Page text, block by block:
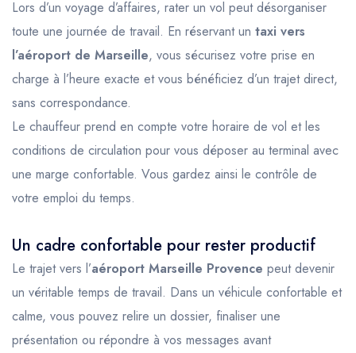
Lors d’un voyage d’affaires, rater un vol peut désorganiser
toute une journée de travail. En réservant un taxi vers
l’aéroport de Marseille, vous sécurisez votre prise en
charge à l’heure exacte et vous bénéficiez d’un trajet direct,
sans correspondance.
Le chauffeur prend en compte votre horaire de vol et les
conditions de circulation pour vous déposer au terminal avec
une marge confortable. Vous gardez ainsi le contrôle de
votre emploi du temps.
Un cadre confortable pour rester productif
Le trajet vers l’aéroport Marseille Provence peut devenir
un véritable temps de travail. Dans un véhicule confortable et
calme, vous pouvez relire un dossier, finaliser une
présentation ou répondre à vos messages avant